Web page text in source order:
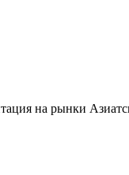
на рынки